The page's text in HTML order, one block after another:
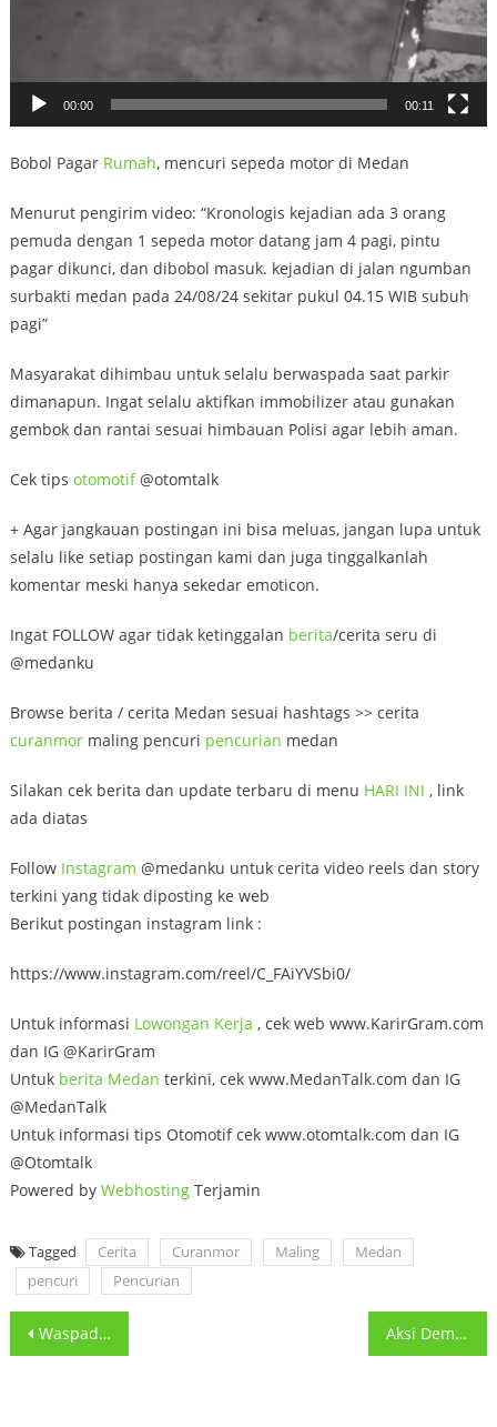
00:00 00:11
Bobol Pagar Rumah, mencuri sepeda motor di Medan
Menurut pengirim video: “Kronologis kejadian ada 3 orang
pemuda dengan 1 sepeda motor datang jam 4 pagi, pintu
pagar dikunci, dan dibobol masuk. kejadian di jalan ngumban
surbakti medan pada 24/08/24 sekitar pukul 04.15 WIB subuh
pagi”
Masyarakat dihimbau untuk selalu berwaspada saat parkir
dimanapun. Ingat selalu aktifkan immobilizer atau gunakan
gembok dan rantai sesuai himbauan Polisi agar lebih aman.
Cek tips otomotif@otomtalk
+ Agar jangkauan postingan ini bisa meluas, jangan lupa untuk
selalu like setiap postingan kami dan juga tinggalkanlah
komentar meski hanya sekedar emoticon.
Ingat FOLLOW agar tidak ketinggalan berita/cerita seru di
@medanku
Browse berita / cerita Medan sesuai hashtags >> cerita
curanmormaling pencuri pencurian medan
Silakan cek berita dan update terbaru di menu HARI INI , link
ada diatas
Follow Instagram @medanku untuk cerita video reels dan story
terkini yang tidak diposting ke web
Berikut postingan instagram link :
https://www.instagram.com/reel/C_FAiYVSbi0/
Untuk informasi Lowongan Kerja , cek web www.KarirGram.com
dan IG @KarirGram
Untuk berita Medan terkini, cek www.MedanTalk.com dan IG
@MedanTalk
Untuk informasi tips Otomotif cek www.otomtalk.com dan IG
@Otomtalk
Powered by WebhostingTerjamin
Tagged Cerita Curanmor Maling
Medan
pencuri
Pencurian
Post
Waspada Pencurian Kaca Spion Mobil di Medan padahal parkir di Aksi Demo Kawal Keputusan MK di CFD Medan Menurut pengirim